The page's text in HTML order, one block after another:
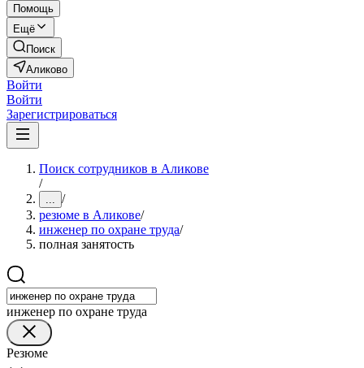
Помощь
Ещё
Поиск
Аликово
Войти
Войти
Зарегистрироваться
Поиск сотрудников в Аликове
/
... /
резюме в Аликове/
инженер по охране труда/
полная занятость
инженер по охране труда
Резюме